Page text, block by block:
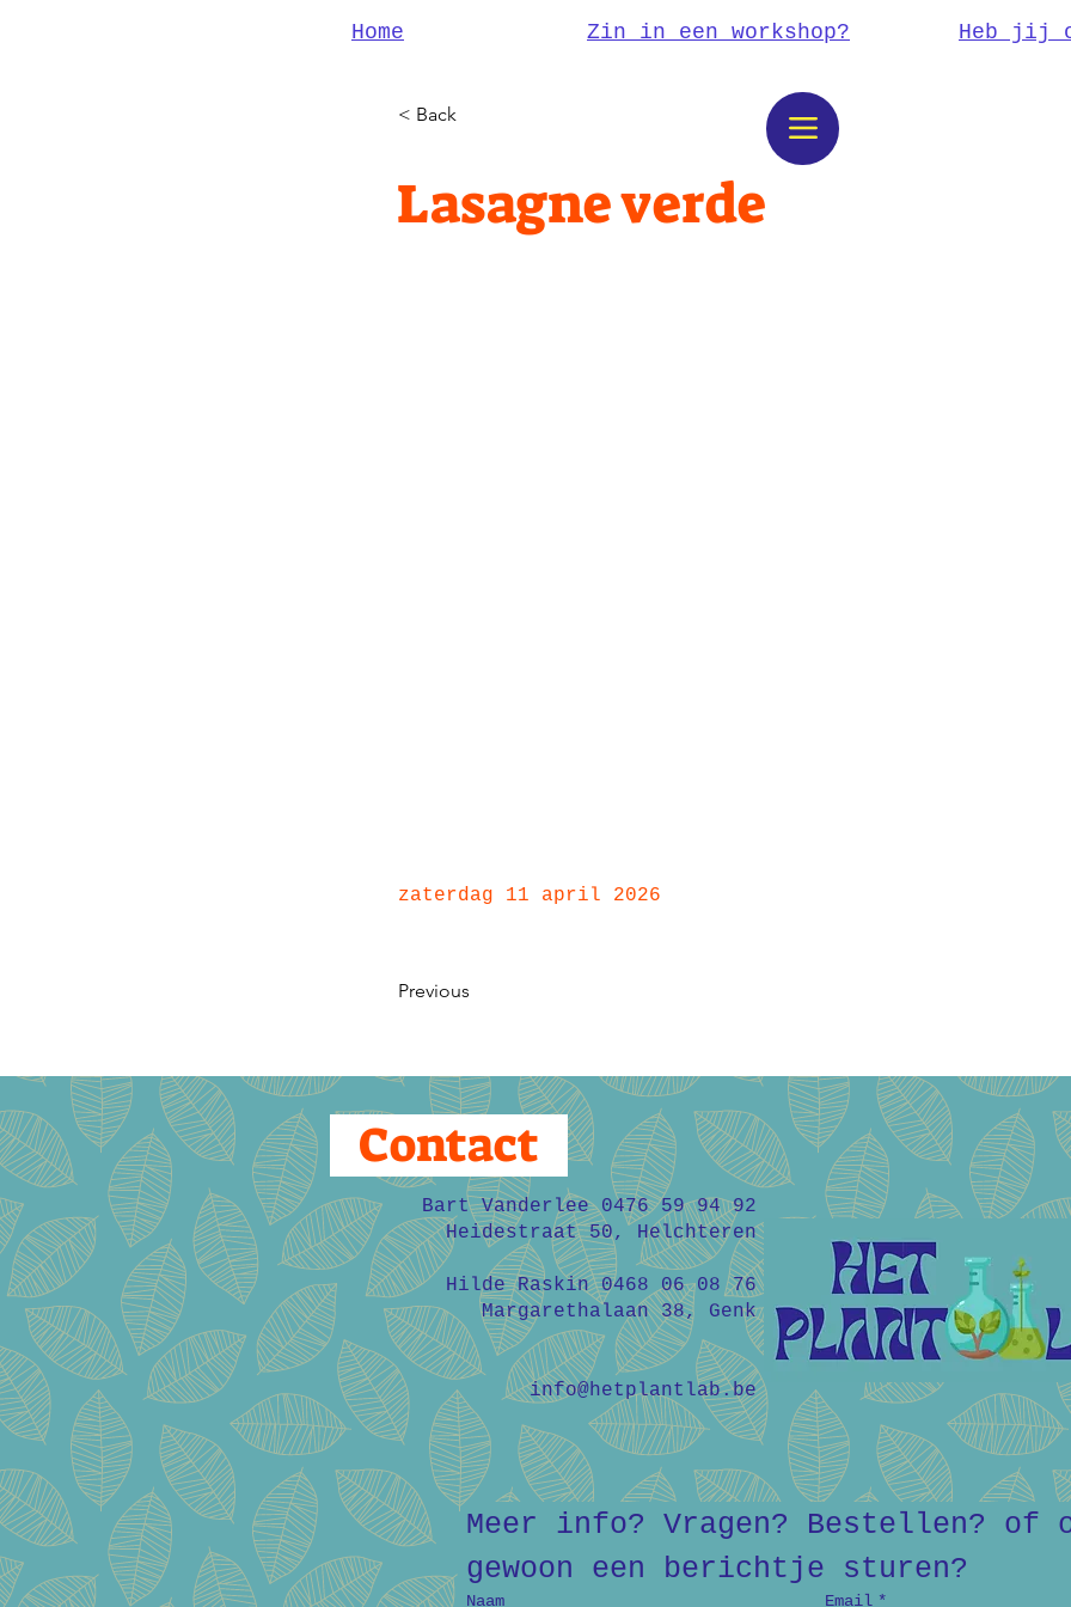
Home Zin in een workshop? Heb jij
< Back
Lasagne verde
zaterdag 11 april 2026
Previous
Bart Vanderlee 0476 59 94 92
Heidestraat 50, Helchteren
Hilde Raskin 0468 06 08 76
Margarethalaan 38, Genk
info@hetplantlab.be
Contact
Meer info? Vragen? Bestellen? of
gewoon een berichtje sturen?
Naam Email *